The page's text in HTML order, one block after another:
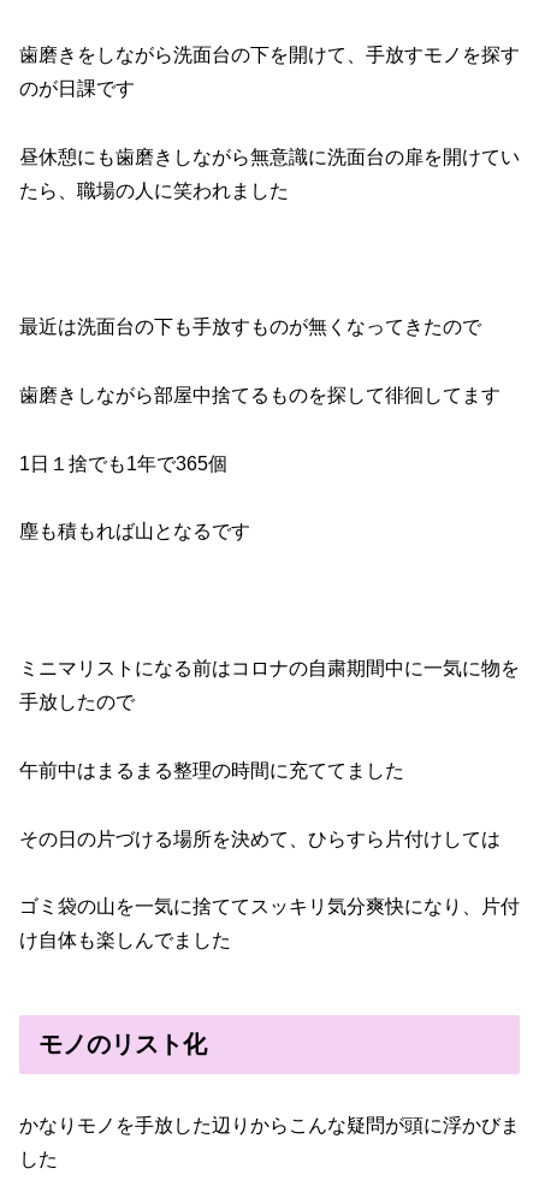
歯磨きをしながら洗面台の下を開けて、手放すモノを探す
のが日課です
昼休憩にも歯磨きしながら無意識に洗面台の扉を開けてい
たら、職場の人に笑われました
最近は洗面台の下も手放すものが無くなってきたので
歯磨きしながら部屋中捨てるものを探して徘徊してます
1日１捨でも1年で365個
塵も積もれば山となるです
ミニマリストになる前はコロナの自粛期間中に一気に物を
手放したので
午前中はまるまる整理の時間に充ててました
その日の片づける場所を決めて、ひらすら片付けしては
ゴミ袋の山を一気に捨ててスッキリ気分爽快になり、片付
け自体も楽しんでました
モノのリスト化
かなりモノを手放した辺りからこんな疑問が頭に浮かびま
した